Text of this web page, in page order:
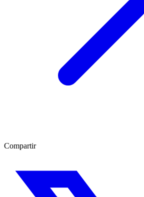
Compartir